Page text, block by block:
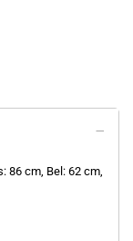
86 cm, Bel: 62 cm,